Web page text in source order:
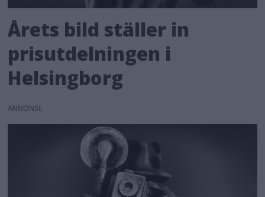
Årets bild ställer in
prisutdelningen i
Helsingborg
ANNONS